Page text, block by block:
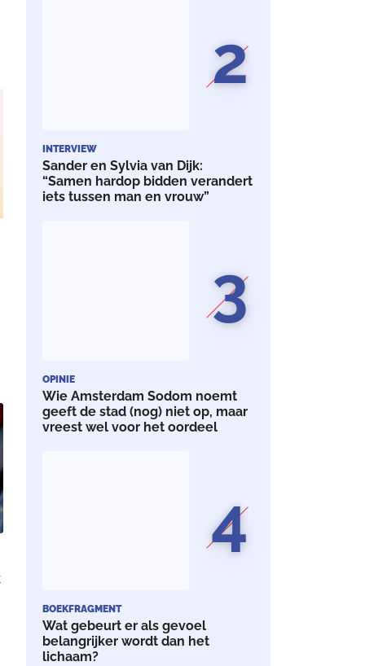
2
INTERVIEW
Sander en Sylvia van Dijk:
“Samen hardop bidden verandert
iets tussen man en vrouw”
3
OPINIE
Wie Amsterdam Sodom noemt
geeft de stad (nog) niet op, maar
vreest wel voor het oordeel
4
BOEKFRAGMENT
Wat gebeurt er als gevoel
belangrijker wordt dan het
lichaam?